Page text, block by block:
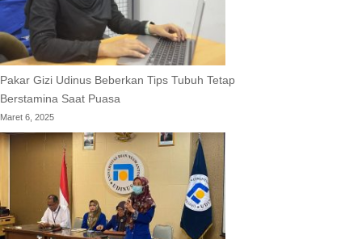
Pakar Gizi Udinus Beberkan Tips Tubuh Tetap
Berstamina Saat Puasa
Maret 6, 2025